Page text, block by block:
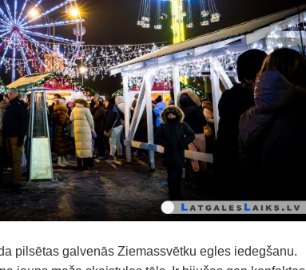
pilsētas galvenās Ziemassvētku egles iedegšanu.